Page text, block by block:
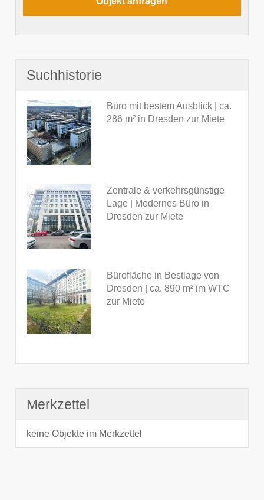
Suchhistorie
Büro mit bestem Ausblick | ca.
286 m² in Dresden zur Miete
Zentrale & verkehrsgünstige
Lage | Modernes Büro in
Dresden zur Miete
Bürofläche in Bestlage von
Dresden | ca. 890 m² im WTC
zur Miete
Merkzettel
keine Objekte im Merkzettel